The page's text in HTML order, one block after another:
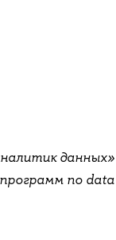
по